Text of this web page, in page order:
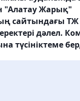
"Алатау Жарық"
сайтындағы ТЖ
дәлел.
түсініктеме